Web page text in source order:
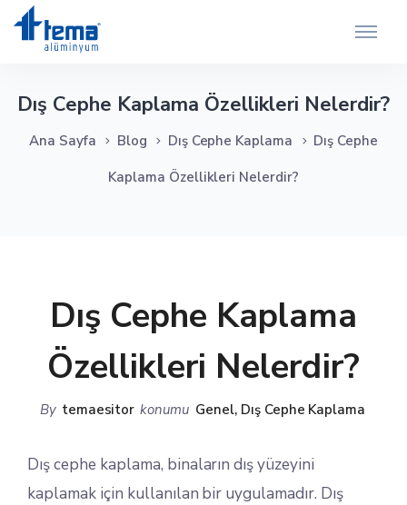
Dış Cephe Kaplama Özellikleri Nelerdir?
Ana Sayfa Blog Dış Cephe Kaplama
Dış Cephe
Kaplama Özellikleri Nelerdir?
Dış Cephe Kaplama
Özellikleri Nelerdir?
By temaesitor konumu Genel, Dış Cephe Kaplama
Dış cephe kaplama, binaların dış yüzeyini
kaplamak için kullanılan bir uygulamadır. Dış